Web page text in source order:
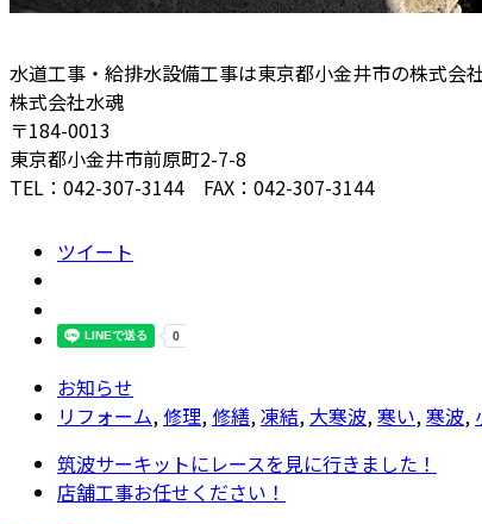
水道工事・給排水設備工事は東京都小金井市の株式会
株式会社水魂
〒184-0013
東京都小金井市前原町2-7-8
TEL：042-307-3144 FAX：042-307-3144
ツイート
お知らせ
リフォーム,修理,修繕,凍結, 大寒波,寒い,寒波,
筑波サーキットにレースを見に行きました！
店舗工事お任せください！